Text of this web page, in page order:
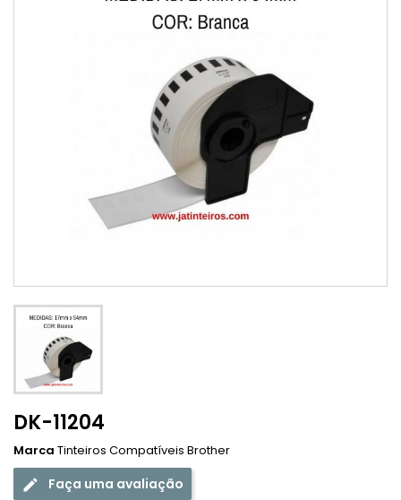
DK-11204
Marca Tinteiros Compatíveis Brother
Faça uma avaliação